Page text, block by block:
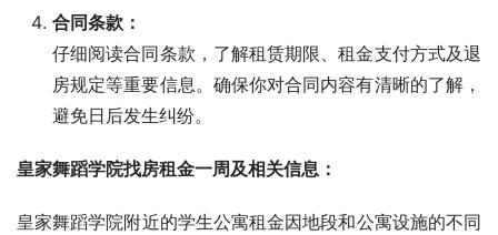
合同条款：
仔细阅读合同条款，了解租赁期限、租金支付方式及退
房规定等重要信息。确保你对合同内容有清晰的了解，
避免日后发生纠纷。
皇家舞蹈学院找房租金一周及相关信息：
皇家舞蹈学院附近的学生公寓租金因地段和公寓设施的不同